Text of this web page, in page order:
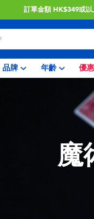
訂單金額 HK$349或以
品牌 年齡 優惠
魔